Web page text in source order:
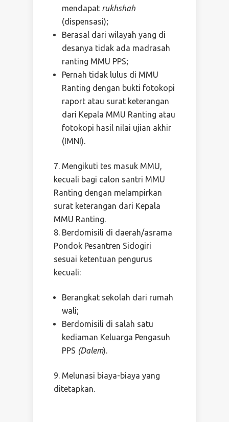
mendapat rukhshah
(dispensasi);
Berasal dari wilayah yang di
desanya tidak ada madrasah
ranting MMU PPS;
Pernah tidak lulus di MMU
Ranting dengan bukti fotokopi
raport atau surat keterangan
dari Kepala MMU Ranting atau
fotokopi hasil nilai ujian akhir
(IMNI).
Mengikuti tes masuk MMU,
kecuali bagi calon santri MMU
Ranting dengan melampirkan
surat keterangan dari Kepala
MMU Ranting.
Berdomisili di daerah/asrama
Pondok Pesantren Sidogiri
sesuai ketentuan pengurus
kecuali:
Berangkat sekolah dari rumah
wali;
Berdomisili di salah satu
kediaman Keluarga Pengasuh
PPS (Dalem).
Melunasi biaya-biaya yang
ditetapkan.